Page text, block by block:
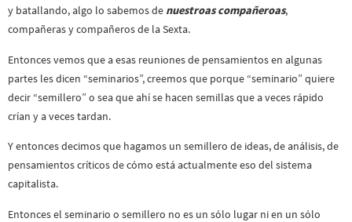
y batallando, algo lo sabemos de nuestroas compañeroas,
compañeras y compañeros de la Sexta.
Entonces vemos que a esas reuniones de pensamientos en algunas
partes les dicen “seminarios”, creemos que porque “seminario” quiere
decir “semillero” o sea que ahí se hacen semillas que a veces rápido
crían y a veces tardan.
Y entonces decimos que hagamos un semillero de ideas, de análisis, de
pensamientos críticos de cómo está actualmente eso del sistema
capitalista.
Entonces el seminario o semillero no es un sólo lugar ni en un sólo